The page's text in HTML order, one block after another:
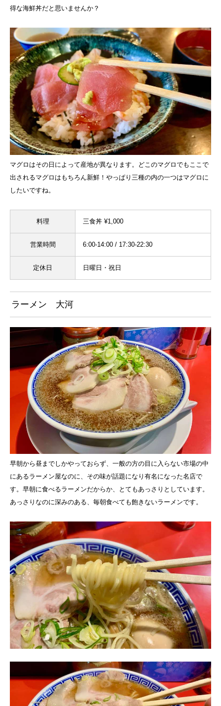
得な海鮮丼だと思いませんか？
マグロはその日によって産地が異なります。どこのマグロでもここで
出されるマグロはもちろん新鮮！やっぱり三種の内の一つはマグロに
したいですね。
料理 三食丼 ¥1,000
営業時間 6:00-14:00 / 17:30-22:30
定休日 日曜日・祝日
ラーメン 大河
早朝から昼までしかやっておらず、一般の方の目に入らない市場の中
にあるラーメン屋なのに、その味が話題になり有名になった名店で
す。早朝に食べるラーメンだからか、とてもあっさりとしています。
あっさりなのに深みのある、毎朝食べても飽きないラーメンです。